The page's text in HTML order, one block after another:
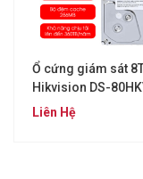
Ổ cứng giám sát
Hikvision DS-
VX1
Liên Hệ